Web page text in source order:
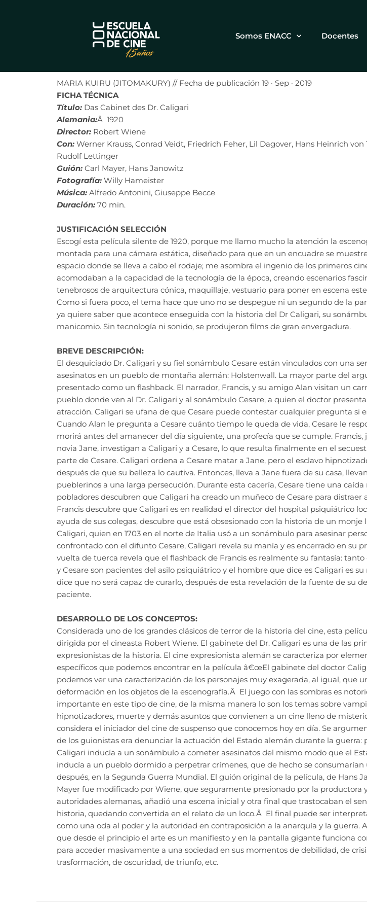
Somos ENACC Docentes
MARIA KUIRU (JITOMAKURY) // Fecha de publicación 19 · Sep · 2019
FICHA TÉCNICA
Título: Das Cabinet des Dr. Caligari
Alemania:Â 1920
Director: Robert Wiene
Con: Werner Krauss, Conrad Veidt, Friedrich Feher, Lil Dagover, Hans Heinrich von
Rudolf Lettinger
Guión: Carl Mayer, Hans Janowitz
Fotografía: Willy Hameister
Música: Alfredo Antonini, Giuseppe Becce
Duración: 70 min.
JUSTIFICACIÓN SELECCIÓN
Escogí esta película silente de 1920, porque me llamo mucho la atención la
montada para una cámara estática, diseñado para que en un encuadre se
espacio donde se lleva a cabo el rodaje; me asombra el ingenio de los primeros
acomodaban a la capacidad de la tecnología de la época, creando escenarios
tenebrosos de arquitectura cónica, maquillaje, vestuario para poner en escena
Como si fuera poco, el tema hace que uno no se despegue ni un segundo de la
ya quiere saber que acontece enseguida con la historia del Dr Caligari, su
manicomio. Sin tecnología ni sonido, se produjeron films de gran envergadura.
BREVE DESCRIPCIÓN:
El desquiciado Dr. Caligari y su fiel sonámbulo Cesare están vinculados con una
asesinatos en un pueblo de montaña alemán: Holstenwall. La mayor parte del
presentado como un flashback. El narrador, Francis, y su amigo Alan visitan un
pueblo donde ven al Dr. Caligari y al sonámbulo Cesare, a quien el doctor
atracción. Caligari se ufana de que Cesare puede contestar cualquier pregunta si
Cuando Alan le pregunta a Cesare cuánto tiempo le queda de vida, Cesare le
morirá antes del amanecer del día siguiente, una profecía que se cumple. Francis,
novia Jane, investigan a Caligari y a Cesare, lo que resulta finalmente en el
parte de Cesare. Caligari ordena a Cesare matar a Jane, pero el esclavo
después de que su belleza lo cautiva. Entonces, lleva a Jane fuera de su casa,
pueblerinos a una larga persecución. Durante esta cacería, Cesare tiene una caída
pobladores descubren que Caligari ha creado un muñeco de Cesare para distraer
Francis descubre que Caligari es en realidad el director del hospital psiquiátrico
ayuda de sus colegas, descubre que está obsesionado con la historia de un monje
Caligari, quien en 1703 en el norte de Italia usó a un sonámbulo para asesinar
confrontado con el difunto Cesare, Caligari revela su manía y es encerrado en su
vuelta de tuerca revela que el flashback de Francis es realmente su fantasía: tanto
y Cesare son pacientes del asilo psiquiátrico y el hombre que dice es Caligari es
dice que no será capaz de curarlo, después de esta revelación de la fuente de su
paciente.
DESARROLLO DE LOS CONCEPTOS:
Considerada uno de los grandes clásicos de terror de la historia del cine, esta
dirigida por el cineasta Robert Wiene. El gabinete del Dr. Caligari es una de las
expresionistas de la historia. El cine expresionista alemán se caracteriza por
específicos que podemos encontrar en la película â€œEl gabinete del doctor
podemos ver una caracterización de los personajes muy exagerada, al igual, que
deformación en los objetos de la escenografía.Â El juego con las sombras es
importante en este tipo de cine, de la misma manera lo son los temas sobre
hipnotizadores, muerte y demás asuntos que convienen a un cine lleno de
considera el iniciador del cine de suspenso que conocemos hoy en día. Se
de los guionistas era denunciar la actuación del Estado alemán durante la guerra:
Caligari inducía a un sonámbulo a cometer asesinatos del mismo modo que el
inducía a un pueblo dormido a perpetrar crímenes, que de hecho se consumarían
después, en la Segunda Guerra Mundial. El guión original de la película, de Hans
Mayer fue modificado por Wiene, que seguramente presionado por la productora
autoridades alemanas, añadió una escena inicial y otra final que trastocaban el
historia, quedando convertida en el relato de un loco.Â El final puede ser
como una oda al poder y la autoridad en contraposición a la anarquía y la guerra.
que desde el principio el arte es un manifiesto y en la pantalla gigante funciona
para acceder masivamente a una sociedad en sus momentos de debilidad, de
trasformación, de oscuridad, de triunfo, etc.